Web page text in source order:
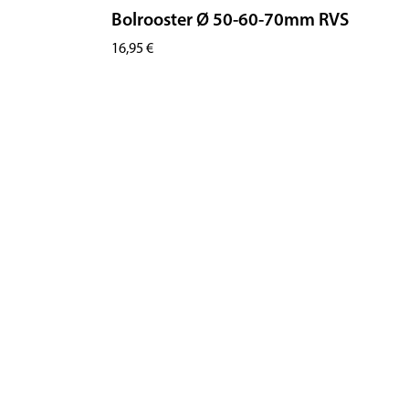
Bolrooster Ø 50-60-70mm RVS
16,95 €